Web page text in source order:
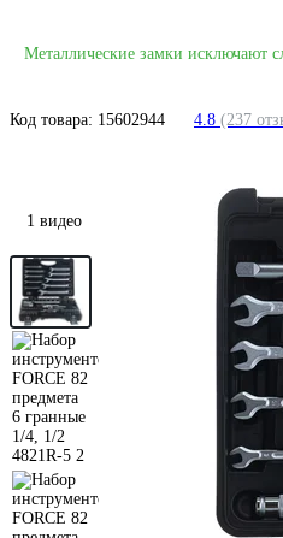
Металлические замки исключают
Код товара: 15602944 4.8 (237
1 видео